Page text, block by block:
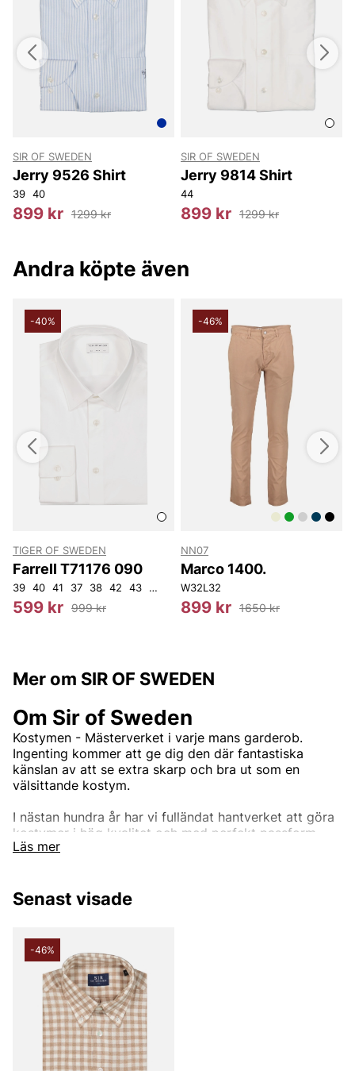
SIR OF SWEDEN
Jerry 9526 Shirt
39 40
899 kr 1299 kr
SIR OF SWEDEN
Jerry 9814 Shirt
44
899 kr 1299 kr
Andra köpte även
-40%
TIGER OF SWEDEN
Farrell T71176 090
39 40 41 37 38 42 43 44
599 kr 999 kr
-46%
NN07
Marco 1400.
W32L32
899 kr 1650 kr
Mer om SIR OF SWEDEN
Läs mer
Om Sir of Sweden
Kostymen - Mästerverket i varje mans garderob.
Ingenting kommer att ge dig den där fantastiska
känslan av att se extra skarp och bra ut som en
välsittande kostym.
I nästan hundra år har vi fulländat hantverket att göra
kostymer i hög kvalitet och med perfekt passform.
Genom att arbeta med tyger från några av världens
kostymer inte att göra dig besviken. Vi har kostymer
bröllopsdag. Eller om du bara vill vara den bäst klädda
mannen på jobbet, på fester eller något annat tillfälle.
Upptäck vårt breda utbud av kostymer.
Andra populära varumärken:
Senast visade
-46%